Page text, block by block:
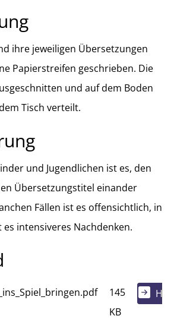
ihre jeweiligen Übersetzungen
Papierstreifen geschrieben. Die
und auf dem Boden
Tisch verteilt.
und Jugendlichen ist es, den
Übersetzungstitel einander
Fällen ist es offensichtlich, in
intensiveres Nachdenken.
145
KB